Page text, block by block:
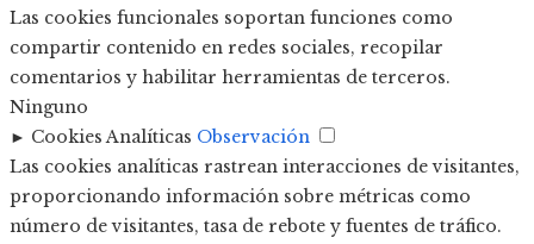
Las cookies funcionales soportan funciones como
compartir contenido en redes sociales, recopilar
comentarios y habilitar herramientas de terceros.
Ninguno
► Cookies Analíticas Observación
Las cookies analíticas rastrean interacciones de visitantes,
proporcionando información sobre métricas como
número de visitantes, tasa de rebote y fuentes de tráfico.